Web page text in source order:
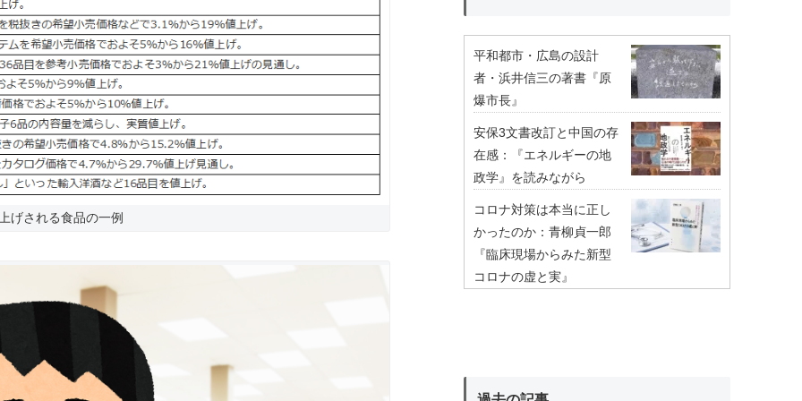
げされる食品の一例
平和都市・広島の設計
者・浜井信三の著書『原
爆市長』
安保3文書改訂と中国の存
在感：『エネルギーの地
政学』を読みながら
コロナ対策は本当に正し
かったのか：青柳貞一郎
『臨床現場からみた新型
コロナの虚と実』